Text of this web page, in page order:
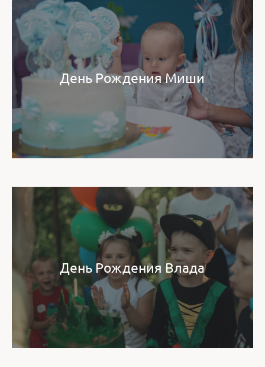
День Рождения Миши
День Рождения Влада